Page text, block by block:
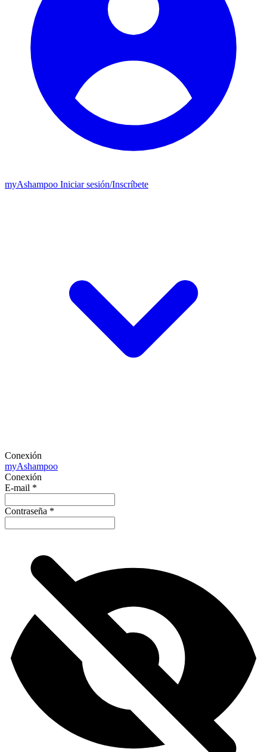
myAshampoo Iniciar sesión/Inscríbete
Conexión
myAshampoo
Conexión
E-mail *
Contraseña *